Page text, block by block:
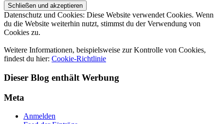
Datenschutz und Cookies: Diese Website verwendet Cookies. Wenn
du die Website weiterhin nutzt, stimmst du der Verwendung von
Cookies zu.
Weitere Informationen, beispielsweise zur Kontrolle von Cookies,
findest du hier: Cookie-Richtlinie
Dieser Blog enthält Werbung
Meta
Anmelden